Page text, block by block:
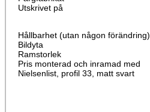
Utskrivet på
Hållbarhet (utan någon förändring)
Bildyta
Ramstorlek
Pris monterad och inramad med
Nielsenlist, profil 33, matt svart